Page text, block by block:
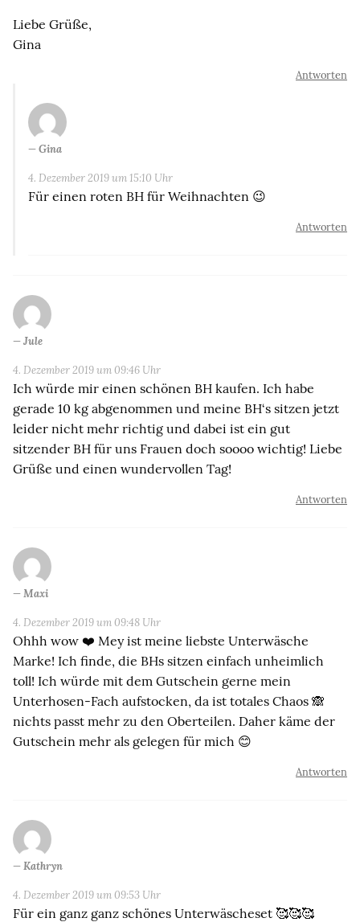
Liebe Grüße,
Gina
Antworten
Gina
4. Dezember 2019 um 15:10 Uhr
Für einen roten BH für Weihnachten 😉
Antworten
Jule
4. Dezember 2019 um 09:46 Uhr
Ich würde mir einen schönen BH kaufen. Ich habe
gerade 10 kg abgenommen und meine BH‘s sitzen jetzt
leider nicht mehr richtig und dabei ist ein gut
sitzender BH für uns Frauen doch soooo wichtig! Liebe
Grüße und einen wundervollen Tag!
Antworten
Maxi
4. Dezember 2019 um 09:48 Uhr
Ohhh wow ❤️ Mey ist meine liebste Unterwäsche
Marke! Ich finde, die BHs sitzen einfach unheimlich
toll! Ich würde mit dem Gutschein gerne mein
Unterhosen-Fach aufstocken, da ist totales Chaos 🙈
nichts passt mehr zu den Oberteilen. Daher käme der
Gutschein mehr als gelegen für mich 😊
Antworten
Kathryn
4. Dezember 2019 um 09:53 Uhr
Für ein ganz ganz schönes Unterwäscheset 🥰🥰🥰